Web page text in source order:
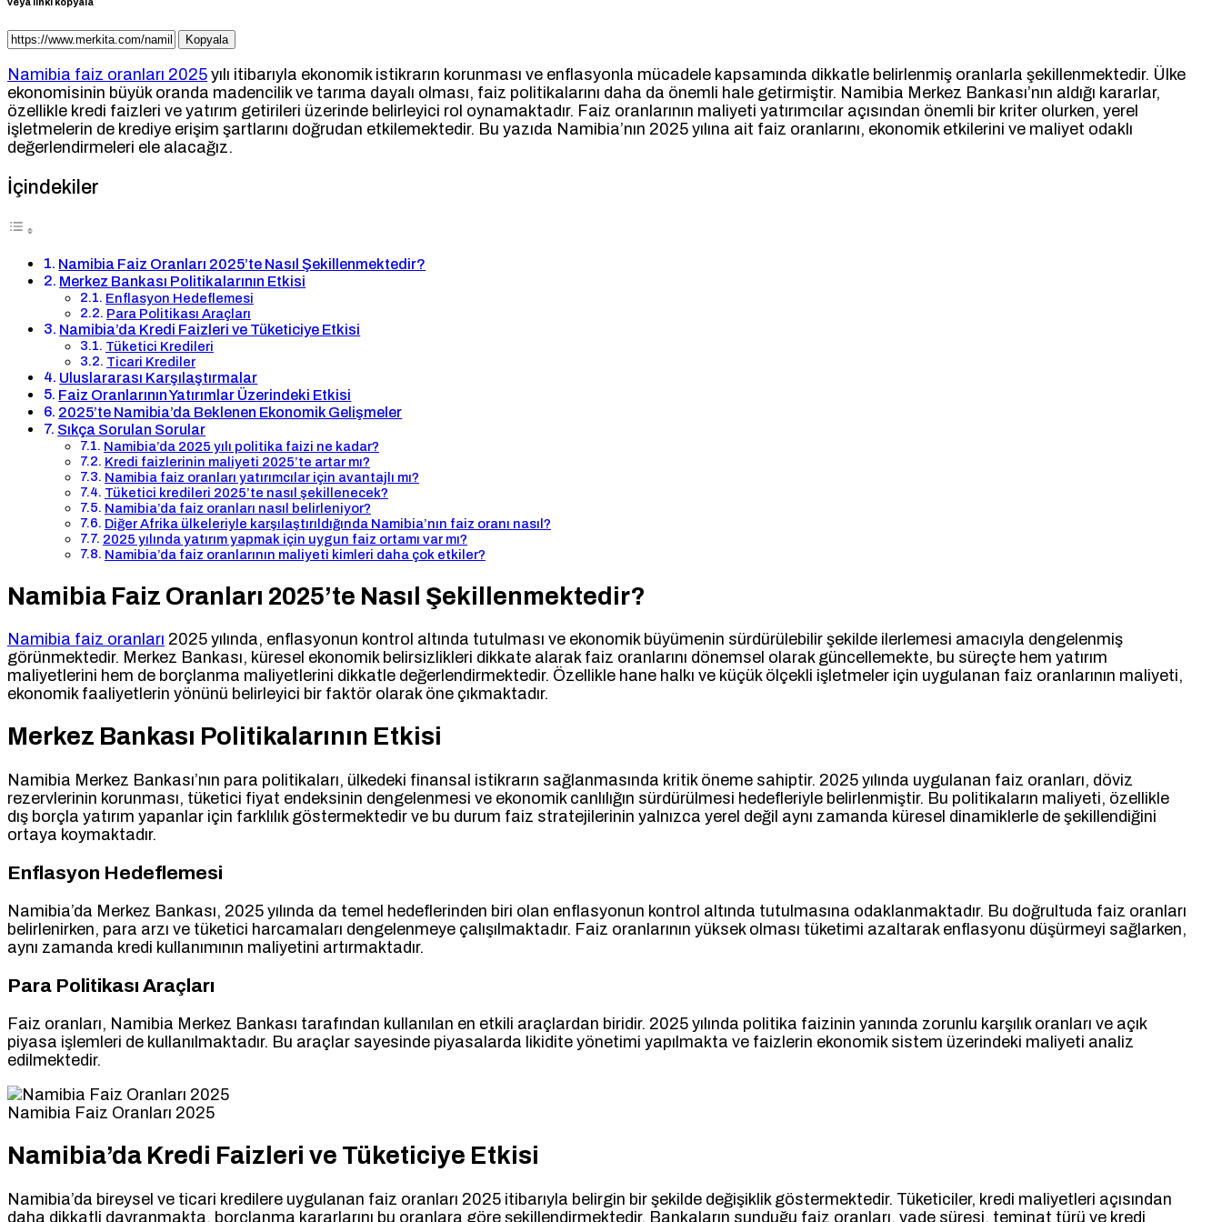
veya linki kopyala
Kopyala
Namibia faiz oranları 2025 yılı itibarıyla ekonomik istikrarın korunması ve enflasyonla mücadele kapsamında dikkatle belirlenmiş oranlarla şekillenmektedir. Ülke
ekonomisinin büyük oranda madencilik ve tarıma dayalı olması, faiz politikalarını daha da önemli hale getirmiştir. Namibia Merkez Bankası’nın aldığı kararlar,
özellikle kredi faizleri ve yatırım getirileri üzerinde belirleyici rol oynamaktadır. Faiz oranlarının maliyeti yatırımcılar açısından önemli bir kriter olurken, yerel
işletmelerin de krediye erişim şartlarını doğrudan etkilemektedir. Bu yazıda Namibia’nın 2025 yılına ait faiz oranlarını, ekonomik etkilerini ve maliyet odaklı
değerlendirmeleri ele alacağız.
İçindekiler
Namibia Faiz Oranları 2025’te Nasıl Şekillenmektedir?
Merkez Bankası Politikalarının Etkisi
Enflasyon Hedeflemesi
Para Politikası Araçları
Namibia’da Kredi Faizleri ve Tüketiciye Etkisi
Tüketici Kredileri
Ticari Krediler
Uluslararası Karşılaştırmalar
Faiz Oranlarının Yatırımlar Üzerindeki Etkisi
2025’te Namibia’da Beklenen Ekonomik Gelişmeler
Sıkça Sorulan Sorular
Namibia’da 2025 yılı politika faizi ne kadar?
Kredi faizlerinin maliyeti 2025’te artar mı?
Namibia faiz oranları yatırımcılar için avantajlı mı?
Tüketici kredileri 2025’te nasıl şekillenecek?
Namibia’da faiz oranları nasıl belirleniyor?
Diğer Afrika ülkeleriyle karşılaştırıldığında Namibia’nın faiz oranı nasıl?
2025 yılında yatırım yapmak için uygun faiz ortamı var mı?
Namibia’da faiz oranlarının maliyeti kimleri daha çok etkiler?
Namibia Faiz Oranları 2025’te Nasıl Şekillenmektedir?
Namibia faiz oranları 2025 yılında, enflasyonun kontrol altında tutulması ve ekonomik büyümenin sürdürülebilir şekilde ilerlemesi amacıyla dengelenmiş
görünmektedir. Merkez Bankası, küresel ekonomik belirsizlikleri dikkate alarak faiz oranlarını dönemsel olarak güncellemekte, bu süreçte hem yatırım
maliyetlerini hem de borçlanma maliyetlerini dikkatle değerlendirmektedir. Özellikle hane halkı ve küçük ölçekli işletmeler için uygulanan faiz oranlarının maliyeti,
ekonomik faaliyetlerin yönünü belirleyici bir faktör olarak öne çıkmaktadır.
Merkez Bankası Politikalarının Etkisi
Namibia Merkez Bankası’nın para politikaları, ülkedeki finansal istikrarın sağlanmasında kritik öneme sahiptir. 2025 yılında uygulanan faiz oranları, döviz
rezervlerinin korunması, tüketici fiyat endeksinin dengelenmesi ve ekonomik canlılığın sürdürülmesi hedefleriyle belirlenmiştir. Bu politikaların maliyeti, özellikle
dış borçla yatırım yapanlar için farklılık göstermektedir ve bu durum faiz stratejilerinin yalnızca yerel değil aynı zamanda küresel dinamiklerle de şekillendiğini
ortaya koymaktadır.
Enflasyon Hedeflemesi
Namibia’da Merkez Bankası, 2025 yılında da temel hedeflerinden biri olan enflasyonun kontrol altında tutulmasına odaklanmaktadır. Bu doğrultuda faiz oranları
belirlenirken, para arzı ve tüketici harcamaları dengelenmeye çalışılmaktadır. Faiz oranlarının yüksek olması tüketimi azaltarak enflasyonu düşürmeyi sağlarken,
aynı zamanda kredi kullanımının maliyetini artırmaktadır.
Para Politikası Araçları
Faiz oranları, Namibia Merkez Bankası tarafından kullanılan en etkili araçlardan biridir. 2025 yılında politika faizinin yanında zorunlu karşılık oranları ve açık
piyasa işlemleri de kullanılmaktadır. Bu araçlar sayesinde piyasalarda likidite yönetimi yapılmakta ve faizlerin ekonomik sistem üzerindeki maliyeti analiz
edilmektedir.
Namibia Faiz Oranları 2025
Namibia’da Kredi Faizleri ve Tüketiciye Etkisi
Namibia’da bireysel ve ticari kredilere uygulanan faiz oranları 2025 itibarıyla belirgin bir şekilde değişiklik göstermektedir. Tüketiciler, kredi maliyetleri açısından
daha dikkatli davranmakta, borçlanma kararlarını bu oranlara göre şekillendirmektedir. Bankaların sunduğu faiz oranları, vade süresi, teminat türü ve kredi